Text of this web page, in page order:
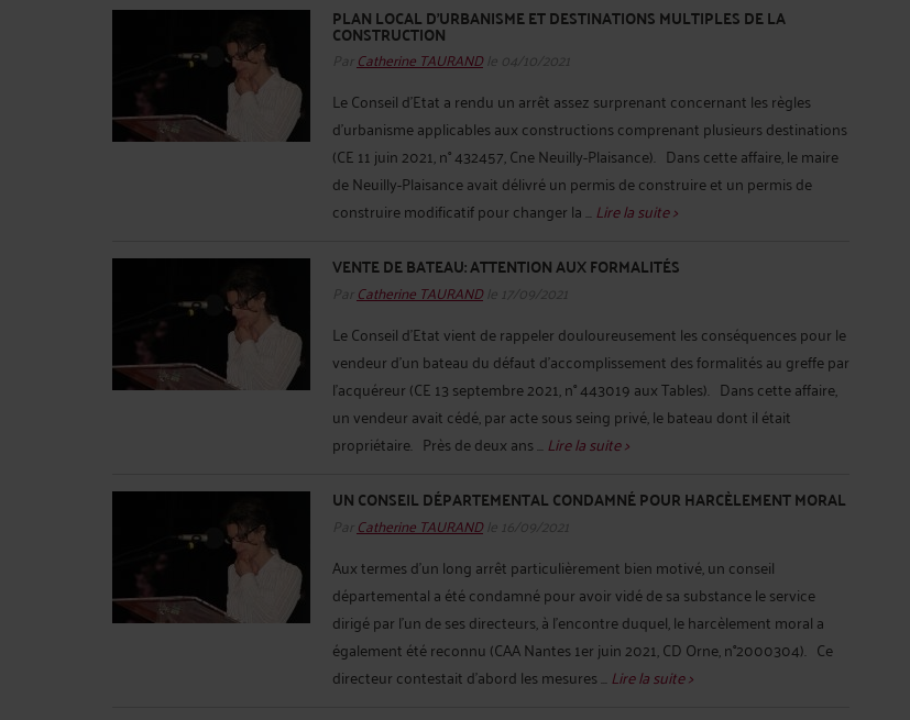
PLAN LOCAL D'URBANISME ET DESTINATIONS MULTIPLES DE LA
CONSTRUCTION
Par Catherine TAURANDle 04/10/2021
Le Conseil d’Etat a rendu un arrêt assez surprenant concernant les règles
d’urbanisme applicables aux constructions comprenant plusieurs destinations
(CE 11 juin 2021, n° 432457, Cne Neuilly-Plaisance). Dans cette affaire, le maire
de Neuilly-Plaisance avait délivré un permis de construire et un permis de
construire modificatif pour changer la ...Lire la suite >
VENTE DE BATEAU: ATTENTION AUX FORMALITÉS
Par Catherine TAURANDle 17/09/2021
Le Conseil d’Etat vient de rappeler douloureusement les conséquences pour le
vendeur d’un bateau du défaut d’accomplissement des formalités au greffe par
l’acquéreur (CE 13 septembre 2021, n° 443019 aux Tables). Dans cette affaire,
un vendeur avait cédé, par acte sous seing privé, le bateau dont il était
propriétaire. Près de deux ans ...Lire la suite >
UN CONSEIL DÉPARTEMENTAL CONDAMNÉ POUR HARCÈLEMENT MORAL
Par Catherine TAURANDle 16/09/2021
Aux termes d’un long arrêt particulièrement bien motivé, un conseil
départemental a été condamné pour avoir vidé de sa substance le service
dirigé par l’un de ses directeurs, à l’encontre duquel, le harcèlement moral a
également été reconnu (CAA Nantes 1er juin 2021, CD Orne, n°2000304). Ce
directeur contestait d’abord les mesures ...Lire la suite >